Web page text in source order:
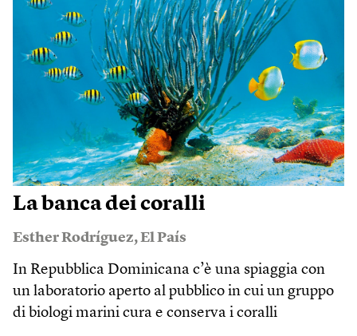
La banca dei coralli
Esther Rodríguez,El País
In Repubblica Dominicana c’è una spiaggia con
un laboratorio aperto al pubblico in cui un gruppo
di biologi marini cura e conserva i coralli